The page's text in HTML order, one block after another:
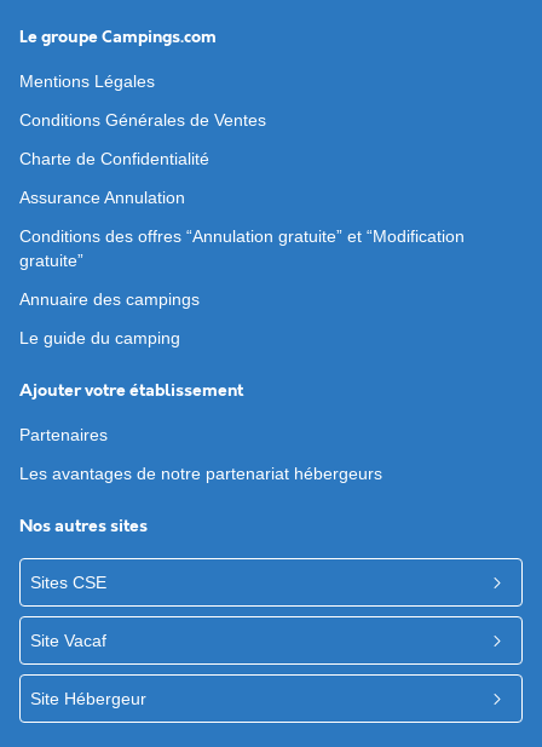
Nos autres sites
Sites CSE
Site Vacaf
Site Hébergeur
Le groupe Campings.com
Mentions Légales
Conditions Générales de Ventes
Charte de Confidentialité
Assurance Annulation
Conditions des offres “Annulation gratuite” et “Modification
gratuite”
Annuaire des campings
Le guide du camping
Ajouter votre établissement
Partenaires
Les avantages de notre partenariat hébergeurs